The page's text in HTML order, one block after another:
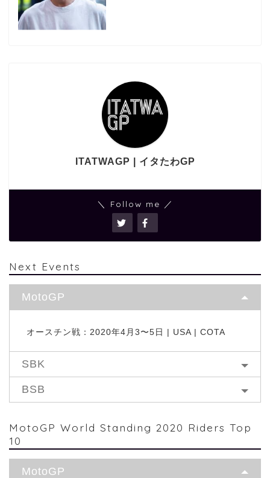
ITATWAGP | イタたわGP
＼ Follow me ／
Next Events
MotoGP
オースチン戦：2020年4月3〜5日 | USA | COTA
SBK
BSB
MotoGP World Standing 2020 Riders Top
10
MotoGP